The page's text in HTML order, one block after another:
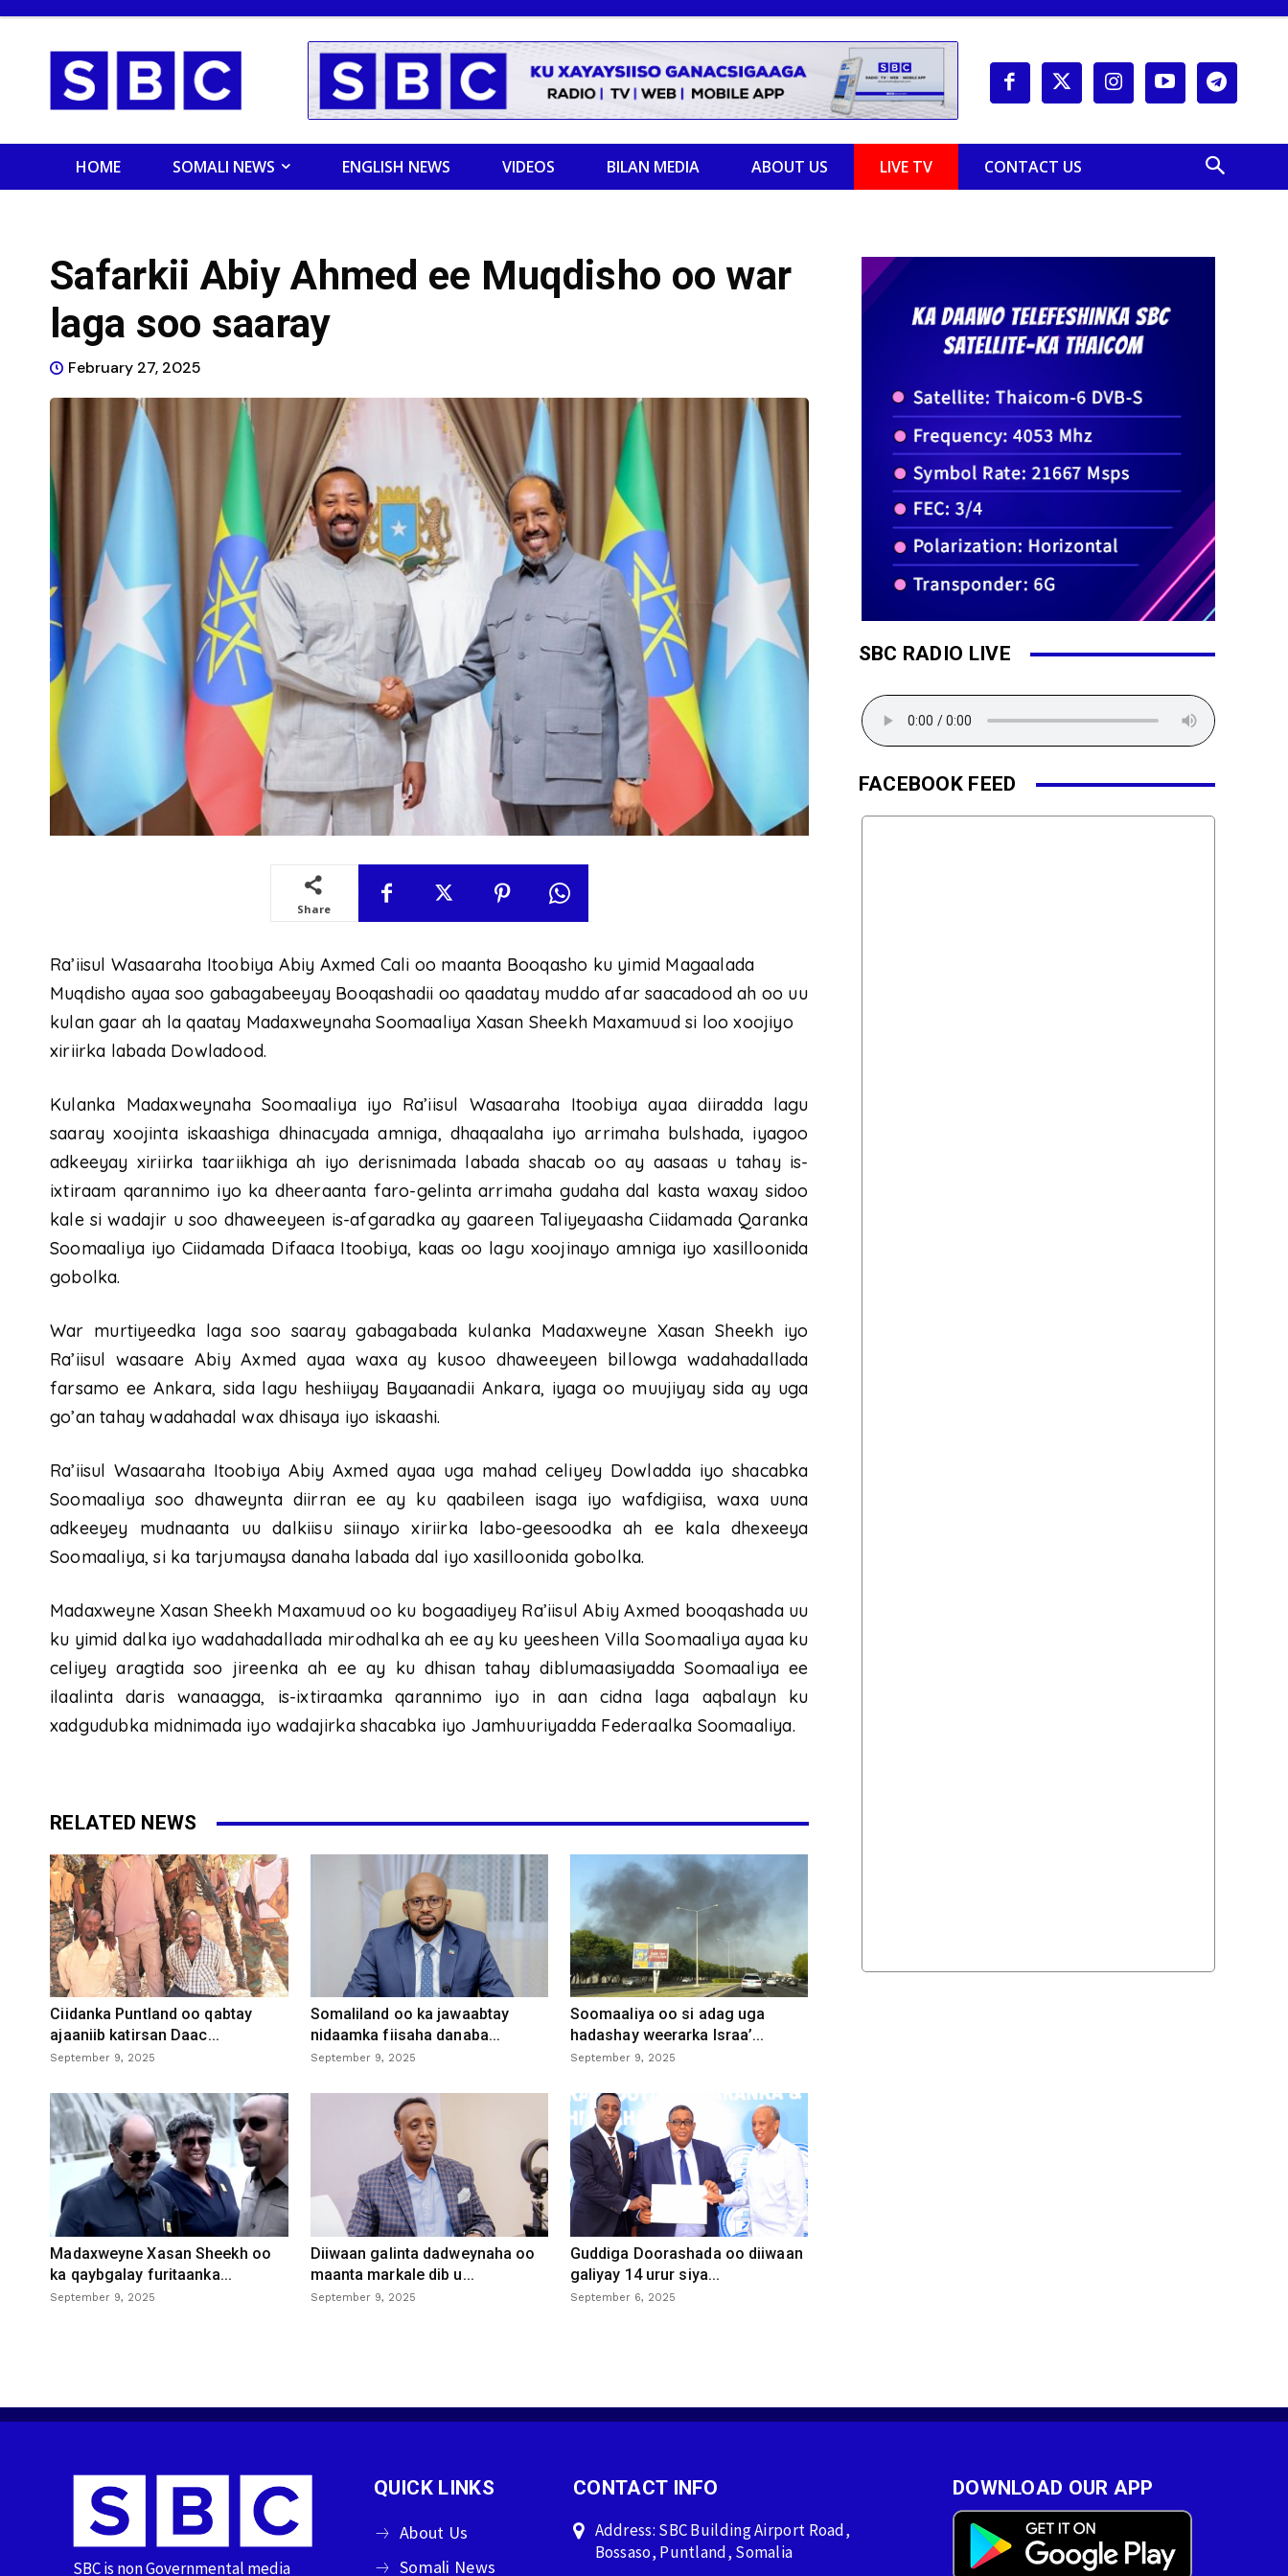
HOME SOMALI NEWS ENGLISH NEWS VIDEOS BILAN MEDIA ABOUT US LIVE TV CONTACT US
Safarkii Abiy Ahmed ee Muqdisho oo war
laga soo saaray
February 27, 2025
Share
Ra’iisul Wasaaraha Itoobiya Abiy Axmed Cali oo maanta Booqasho ku yimid Magaalada
Muqdisho ayaa soo gabagabeeyay Booqashadii oo qaadatay muddo afar saacadood ah oo uu
kulan gaar ah la qaatay Madaxweynaha Soomaaliya Xasan Sheekh Maxamuud si loo xoojiyo
xiriirka labada Dowladood.
Kulanka Madaxweynaha Soomaaliya iyo Ra’iisul Wasaaraha Itoobiya ayaa diiradda lagu
saaray xoojinta iskaashiga dhinacyada amniga, dhaqaalaha iyo arrimaha bulshada, iyagoo
adkeeyay xiriirka taariikhiga ah iyo derisnimada labada shacab oo ay aasaas u tahay is-
ixtiraam qarannimo iyo ka dheeraanta faro-gelinta arrimaha gudaha dal kasta waxay sidoo
kale si wadajir u soo dhaweeyeen is-afgaradka ay gaareen Taliyeyaasha Ciidamada Qaranka
Soomaaliya iyo Ciidamada Difaaca Itoobiya, kaas oo lagu xoojinayo amniga iyo xasilloonida
gobolka.
War murtiyeedka laga soo saaray gabagabada kulanka Madaxweyne Xasan Sheekh iyo
Ra’iisul wasaare Abiy Axmed ayaa waxa ay kusoo dhaweeyeen billowga wadahadallada
farsamo ee Ankara, sida lagu heshiiyay Bayaanadii Ankara, iyaga oo muujiyay sida ay uga
go’an tahay wadahadal wax dhisaya iyo iskaashi.
Ra’iisul Wasaaraha Itoobiya Abiy Axmed ayaa uga mahad celiyey Dowladda iyo shacabka
Soomaaliya soo dhaweynta diirran ee ay ku qaabileen isaga iyo wafdigiisa, waxa uuna
adkeeyey mudnaanta uu dalkiisu siinayo xiriirka labo-geesoodka ah ee kala dhexeeya
Soomaaliya, si ka tarjumaysa danaha labada dal iyo xasilloonida gobolka.
Madaxweyne Xasan Sheekh Maxamuud oo ku bogaadiyey Ra’iisul Abiy Axmed booqashada uu
ku yimid dalka iyo wadahadallada mirodhalka ah ee ay ku yeesheen Villa Soomaaliya ayaa ku
celiyey aragtida soo jireenka ah ee ay ku dhisan tahay diblumaasiyadda Soomaaliya ee
ilaalinta daris wanaagga, is-ixtiraamka qarannimo iyo in aan cidna laga aqbalayn ku
xadgudubka midnimada iyo wadajirka shacabka iyo Jamhuuriyadda Federaalka Soomaaliya.
RELATED NEWS
Ciidanka Puntland oo qabtay
ajaaniib katirsan Daac...
September 9, 2025
Somaliland oo ka jawaabtay
nidaamka fiisaha danaba...
September 9, 2025
Soomaaliya oo si adag uga
hadashay weerarka Israa’...
September 9, 2025
Madaxweyne Xasan Sheekh oo
ka qaybgalay furitaanka...
September 9, 2025
Diiwaan galinta dadweynaha oo
maanta markale dib u...
September 9, 2025
Guddiga Doorashada oo diiwaan
galiyay 14 urur siya...
September 6, 2025
SBC RADIO LIVE
FACEBOOK FEED
SBC is non Governmental media
QUICK LINKS
About Us
Somali News
CONTACT INFO
Address: SBC Building Airport Road,
Bossaso, Puntland, Somalia
DOWNLOAD OUR APP